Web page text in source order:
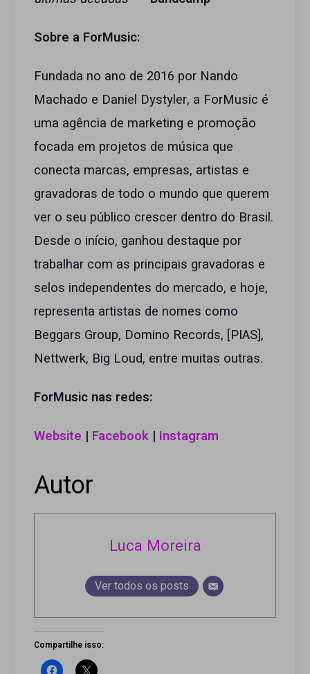
Sobre a ForMusic:
Fundada no ano de 2016 por Nando
Machado e Daniel Dystyler, a ForMusic é
uma agência de marketing e promoção
focada em projetos de música que
conecta marcas, empresas, artistas e
gravadoras de todo o mundo que querem
ver o seu público crescer dentro do Brasil.
Desde o início, ganhou destaque por
trabalhar com as principais gravadoras e
selos independentes do mercado, e hoje,
representa artistas de nomes como
Beggars Group, Domino Records, [PIAS],
Nettwerk, Big Loud, entre muitas outras.
ForMusic nas redes:
Website | Facebook | Instagram
Autor
Luca Moreira
Ver todos os posts
Compartilhe isso: